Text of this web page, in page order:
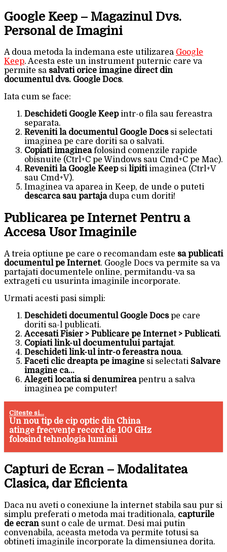
Google Keep – Magazinul Dvs.
Personal de Imagini
A doua metoda la indemana este utilizarea Google
Keep. Acesta este un instrument puternic care va
permite sa salvati orice imagine direct din
documentul dvs. Google Docs.
Iata cum se face:
Deschideti Google Keepintr-o fila sau fereastra
separata.
Reveniti la documentul Google Docssi selectati
imaginea pe care doriti sa o salvati.
Copiati imagineafolosind comenzile rapide
obisnuite (Ctrl+C pe Windows sau Cmd+C pe Mac).
Reveniti la Google Keepsi lipitiimaginea (Ctrl+V
sau Cmd+V).
Imaginea va aparea in Keep, de unde o puteti
descarca sau partajadupa cum doriti!
Publicarea pe Internet Pentru a
Accesa Usor Imaginile
A treia optiune pe care o recomandam este sa publicati
documentul pe Internet. Google Docs va permite sa va
partajati documentele online, permitandu-va sa
extrageti cu usurinta imaginile incorporate.
Urmati acesti pasi simpli:
Deschideti documentul Google Docspe care
doriti sa-l publicati.
Accesati Fisier > Publicare pe Internet > Publicati.
Copiati link-ul documentului partajat.
Deschideti link-ul intr-o fereastra noua.
Faceti clic dreapta pe imagine si selectati Salvare
imagine ca…
Alegeti locatia si denumireapentru a salva
imaginea pe computer!
Citeste si...
Un nou tip de cip optic din China
atinge frecvențe record de 100 GHz
folosind tehnologia luminii
Capturi de Ecran – Modalitatea
Clasica, dar Eficienta
Daca nu aveti o conexiune la internet stabila sau pur si
simplu preferati o metoda mai traditionala, capturile
de ecran sunt o cale de urmat. Desi mai putin
convenabila, aceasta metoda va permite totusi sa
obtineti imaginile incorporate la dimensiunea dorita.